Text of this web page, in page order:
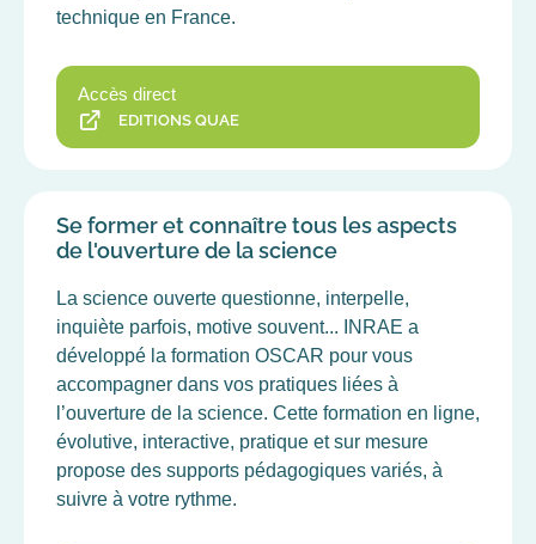
technique en France.
Accès direct
EDITIONS QUAE
Se former et connaître tous les aspects
de l'ouverture de la science
La science ouverte questionne, interpelle,
inquiète parfois, motive souvent... INRAE a
développé la formation OSCAR pour vous
accompagner dans vos pratiques liées à
l’ouverture de la science. Cette formation en ligne,
évolutive, interactive, pratique et sur mesure
propose des supports pédagogiques variés, à
suivre à votre rythme.